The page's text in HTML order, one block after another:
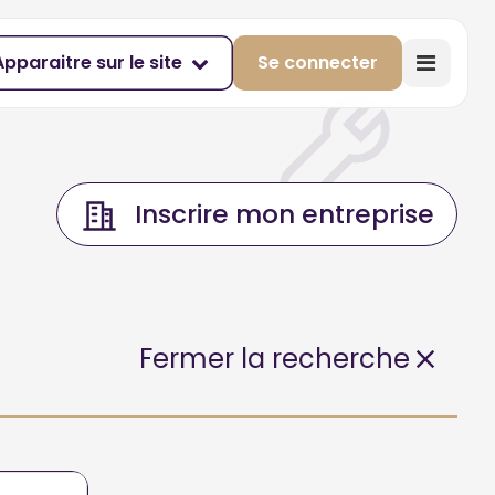
sur le site Se connecter
Inscrire mon entreprise
Fermer la recherche